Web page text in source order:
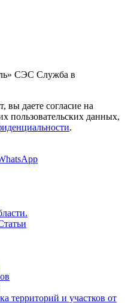
СЭС Служба в
вы даете согласие на
пользовательских данных,
.
территорий и участков от